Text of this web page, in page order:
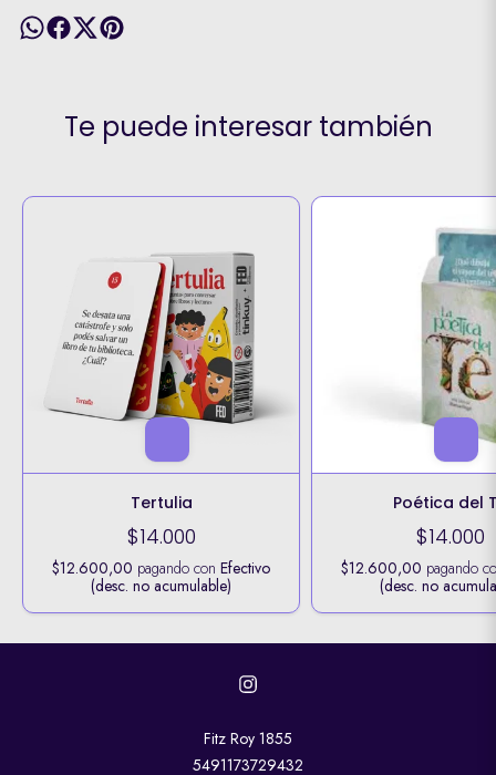
Te puede interesar también
Tertulia
$14.000
$12.600,00 pagando conEfectivo
(desc. no acumulable)
Poética del
$14.000
$12.600,00 pagando
(desc. no
Fitz Roy 1855
5491173729432